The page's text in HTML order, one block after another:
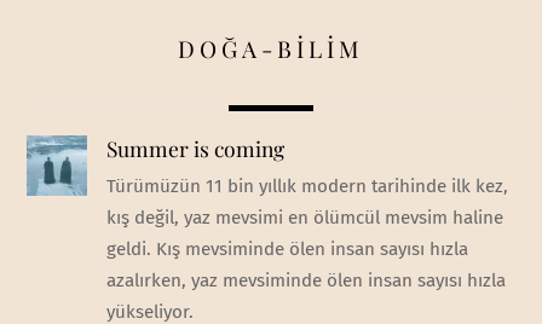
DOĞA-BİLİM
Summer is coming
Türümüzün 11 bin yıllık modern tarihinde ilk kez,
kış değil, yaz mevsimi en ölümcül mevsim haline
geldi. Kış mevsiminde ölen insan sayısı hızla
azalırken, yaz mevsiminde ölen insan sayısı hızla
yükseliyor.